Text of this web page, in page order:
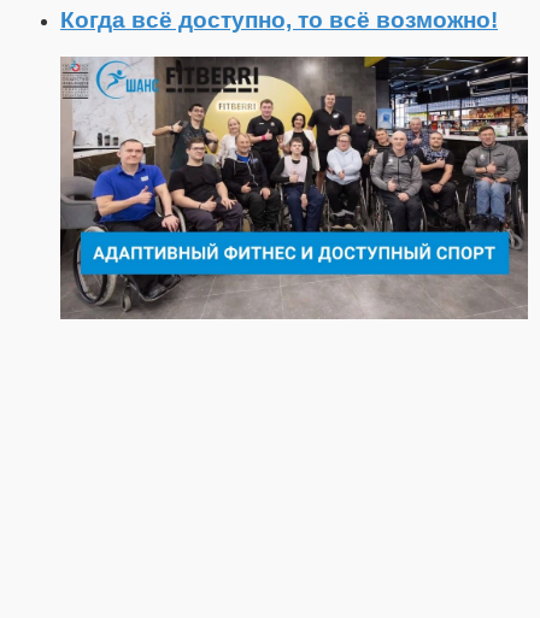
Когда всё доступно, то всё возможно!